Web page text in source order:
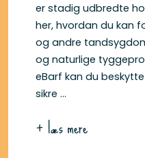
er stadig udbredte
her, hvordan du kan
og andre
og naturlige
eBarf kan du
sikre ...
+ læs mere